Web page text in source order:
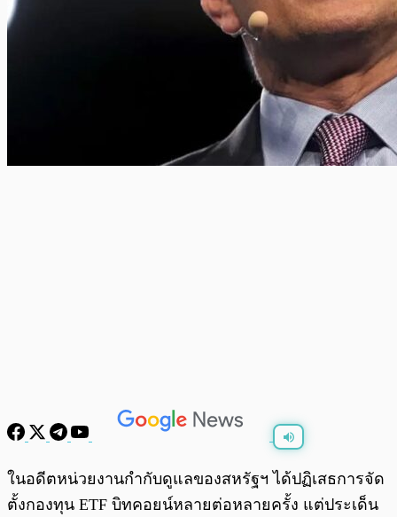
พร้อมเล่น 0:00
ในอดีตหน่วยงานกำกับดูแลของสหรัฐฯ ได้ปฏิเสธการจัด
ตั้งกองทุน ETF บิทคอยน์หลายต่อหลายครั้ง แต่ประเด็น